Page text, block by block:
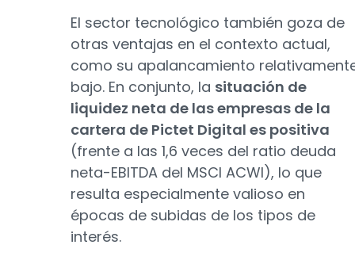
El sector tecnológico también goza de
otras ventajas en el contexto actual,
como su apalancamiento
bajo. En conjunto, la situación de
liquidez neta de las empresas de la
cartera de Pictet Digital es positiva
(frente a las 1,6 veces del ratio deuda
neta-EBITDA del MSCI ACWI), lo que
resulta especialmente valioso en
épocas de subidas de los tipos de
interés.